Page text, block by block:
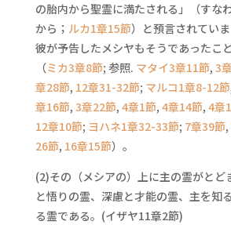
の胎内から聖霊に満たされる」（すな
から； ルカ1章15節）と預言されていま
彼が予告したメシヤもそうであったこ
（ミカ3章8節; 参照. マタイ3章11節, 3
章28節, 12章31-32節; マルコ1章8-12節
章16節, 3章22節, 4章1節, 4章14節, 4章
12章10節; ヨハネ1章32-33節; 7章39節,
26節, 16章15節）。
(2)その（メシアの）上に主の霊がとど
と悟りの霊、深慮と才能の霊、主を知
る霊である。(イザヤ11章2節)